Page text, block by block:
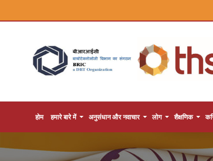
होम हमारे बारे में अनुसंधान और नवाचार लोग शैक्षणिक